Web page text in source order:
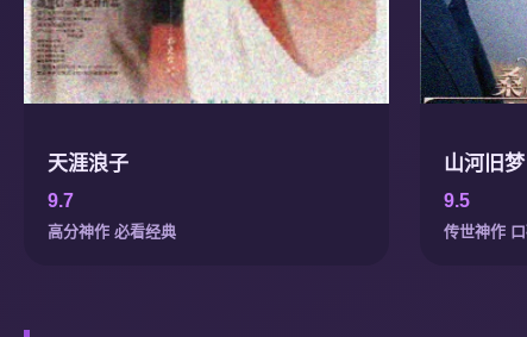
天涯浪子
9.7
高分神作 必看经典
山河旧梦
9.5
传世神作